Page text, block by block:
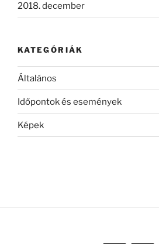
2018. december
KATEGÓRIÁK
Általános
Időpontok és események
Képek